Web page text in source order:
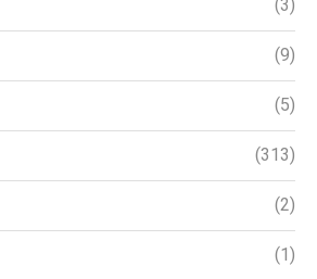
(3)
(9)
(5)
(313)
(2)
(1)